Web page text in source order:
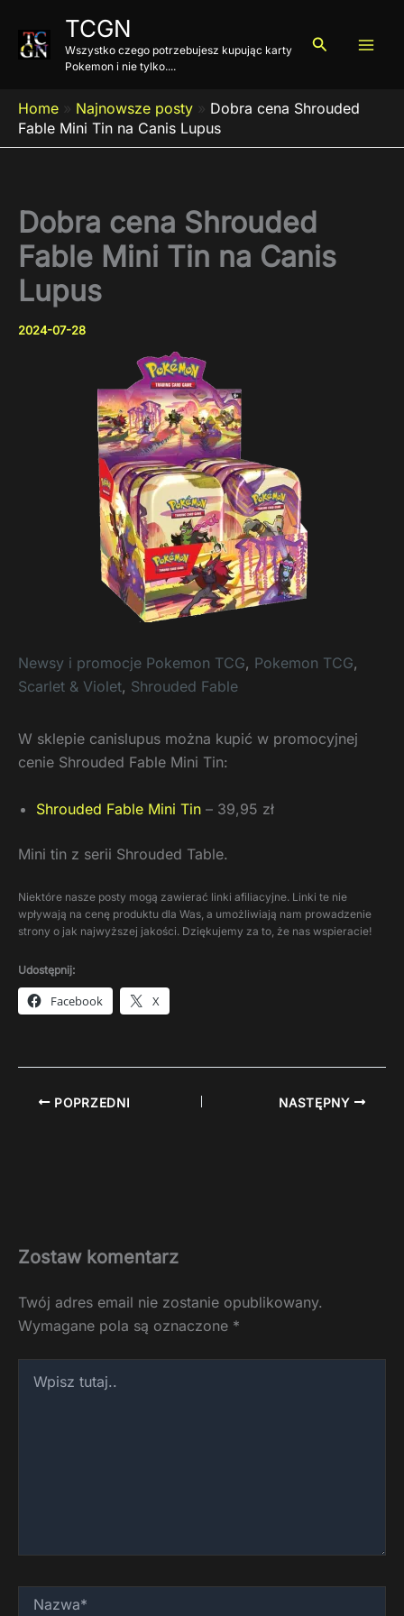
treści
TCGN
Wszystko czego potrzebujesz kupując karty
Pokemon i nie tylko....
Szukaj
Home » Najnowsze posty » Dobra cena Shrouded
Fable Mini Tin na Canis Lupus
Dobra cena Shrouded
Fable Mini Tin na Canis
Lupus
2024-07-28
Newsy i promocje Pokemon TCG, Pokemon TCG,
Scarlet & Violet, Shrouded Fable
W sklepie canislupus można kupić w promocyjnej
cenie Shrouded Fable Mini Tin:
Shrouded Fable Mini Tin – 39,95 zł
Mini tin z serii Shrouded Table.
Niektóre nasze posty mogą zawierać linki afiliacyjne. Linki te nie
wpływają na cenę produktu dla Was, a umożliwiają nam prowadzenie
strony o jak najwyższej jakości. Dziękujemy za to, że nas wspieracie!
Udostępnij:
Facebook X
POPRZEDNI NASTĘPNY
Zostaw komentarz
Twój adres email nie zostanie opublikowany.
Wymagane pola są oznaczone *
tutaj..